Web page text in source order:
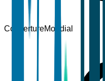
CouvertureMondial